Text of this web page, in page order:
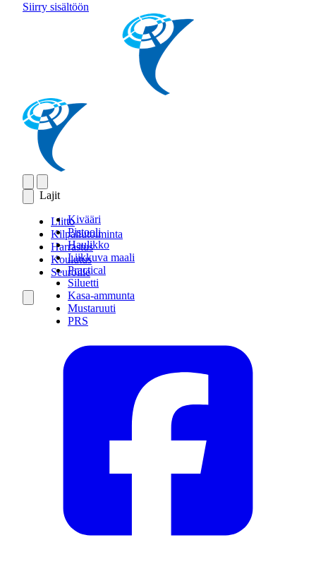
Siirry sisältöön
Lajit
Kivääri
Pistooli
Haulikko
Liikkuva maali
Practical
Siluetti
Kasa-ammunta
Mustaruuti
PRS
Liitto
Kilpailutoiminta
Harrastus
Koulutus
Seuroille